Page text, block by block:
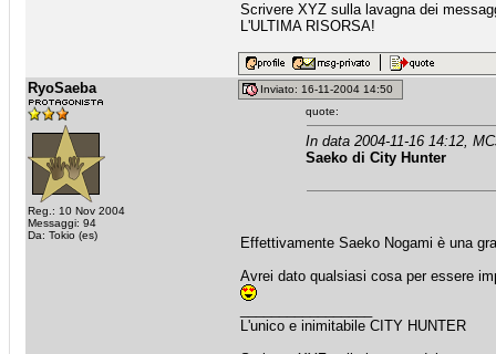
Scrivere XYZ sulla lavagna dei
L'ULTIMA RISORSA!
RyoSaeba
Reg.: 10 Nov 2004
Messaggi: 94
Da: Tokio (es)
Inviato: 16-11-2004 14:50
quote:
In data 2004-11-16 14:12,
Saeko di City Hunter
Effettivamente Saeko Nogami è una
Avrei dato qualsiasi cosa per essere
L'unico e inimitabile CITY HUNTER